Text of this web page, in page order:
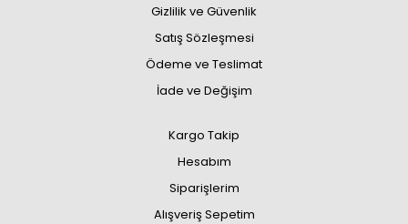
Gizlilik ve Güvenlik
Satış Sözleşmesi
Ödeme ve Teslimat
İade ve Değişim
Kargo Takip
Hesabım
Siparişlerim
Alışveriş Sepetim